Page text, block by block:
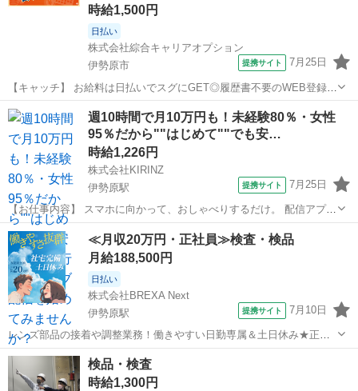
時給1,500円
日払い
株式会社綜合キャリアオプション
伊勢原市
提携サイト 7月25日
【キャッチ】 お給料は日払いでスグにGET◎履歴書不要のWEB登録
OK！「金属加工品の製造」高時給1500円！神奈川県伊勢原市周辺！20
代～40代のスタッフが多数活躍中★ 【コメント】 ＼大手人材派遣会社
で働きませんか♪／...
神奈川 伊勢原市 工場
週10時間で月10万円も！未経験80％・女性
95％だから""はじめて""でも安…
時給1,226円
株式会社KIRINZ
伊勢原駅
提携サイト 7月25日
【お仕事内容】 スマホに向かって、おしゃべりするだけ。 配信アプリ
（17LIVE／Pococha／IRIAM など）でライブ配信するお仕事です。
——————————— 配信内容はぜんぶ自由
——————————— ・今日...
神奈川 伊勢原市 伊勢原駅 イベントスタッフ
≪月収20万円・正社員≫検査・検品
月給188,500円
日払い
株式会社BREXA Next
伊勢原駅
提携サイト 7月10日
レンズ部品の接着や調整業務！働きやすい日勤専属＆土日休み★正社
員募集！業績賞与＆昇給あり！備品付きワンルーム寮完備★赴任旅費
会社負担◎選考・見学時の交通費支給あり！未経験活躍中！《神奈川
県伊勢原市》 人気の工場のお仕事 ◇...
神奈川 伊勢原市 伊勢原駅
検品・検査
時給1,300円